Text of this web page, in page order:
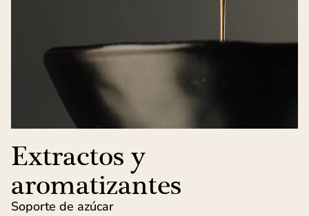
Extractos y
aromatizantes
Soporte de azúcar